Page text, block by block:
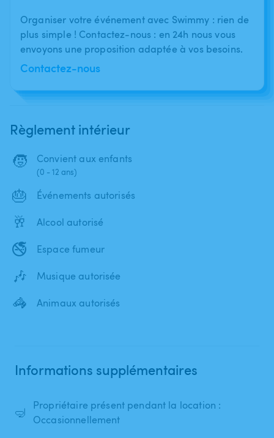
Organiser votre événement avec Swimmy : rien de
plus simple ! Contactez-nous : en 24h nous vous
envoyons une proposition adaptée à vos besoins.
Contactez-nous
Règlement intérieur
🧒 Convient aux enfants
(0 - 12 ans)
🎂 Événements autorisés
🥂 Alcool autorisé
🚭 Espace fumeur
🎶 Musique autorisée
🦓 Animaux autorisés
Informations supplémentaires
🤿
Propriétaire présent pendant la location :
Occasionnellement